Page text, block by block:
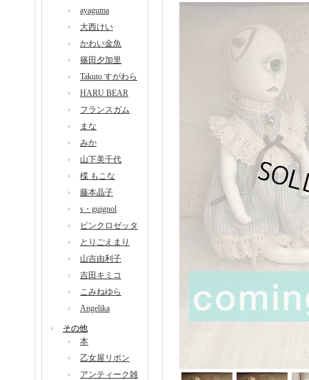
ayaguma
大西けい
かわい金魚
篠田夕加里
Takuto すがわら
HARU BEAR
フランスガム
まな
みか
山下美千代
楪 もこな
藤本晶子
s・guignol
ピンクロゼッタ
とりごえまり
山吉由利子
吉田キミコ
こみねゆら
Angelika
その他
本
乙女屋リボン
アンティーク雑